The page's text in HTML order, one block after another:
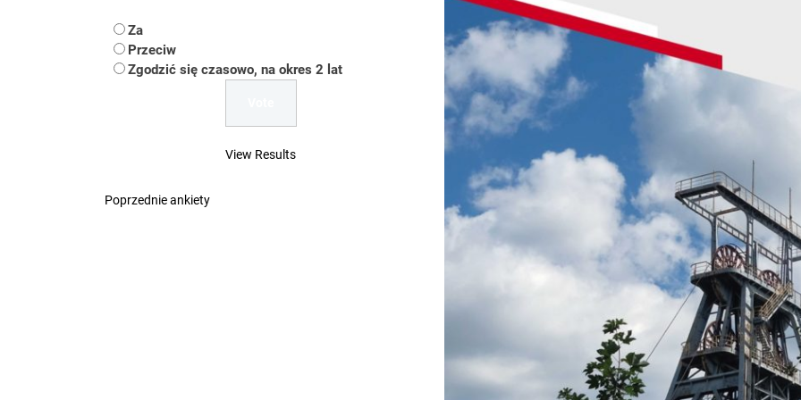
Uwaga Dębieńsko – woda nieprzydatna do spożycia!!!
Ilu mieszkańców ma Rybnik?
Dość komentowania kolejnych afer w ochronie zdrowia — czas zacząć mówić o
Za
Przeciw
Zgodzić się czasowo, na okres 2 lat
View Results
Poprzednie ankiety